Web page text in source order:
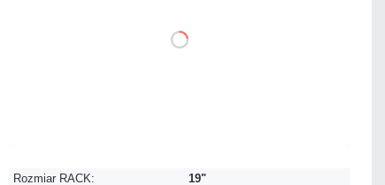
Rozmiar RACK:
19"